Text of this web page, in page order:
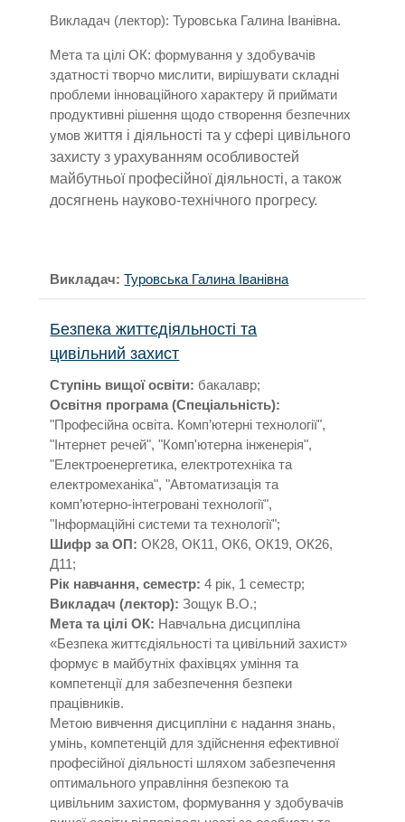
Викладач (лектор): Туровська Галина Іванівна.
Мета та цілі ОК: формування у здобувачів
здатності творчо мислити, вирішувати складні
проблеми інноваційного характеру й приймати
продуктивні рішення щодо створення безпечних
умовжиття і діяльності та у сфері цивільного
захисту з урахуванням особливостей
майбутньої професійної діяльності, а також
досягнень науково-технічного прогресу.
Викладач:Туровська Галина Іванівна
Безпека життєдіяльності та
цивільний захист
Ступінь вищої освіти: бакалавр;
Освітня програма (Спеціальність):
"Професійна освіта. Комп’ютерні технології",
"Інтернет речей", "Комп'ютерна інженерія",
"Електроенергетика, електротехніка та
електромеханіка", "Автоматизація та
комп’ютерно-інтегровані технології",
"Інформаційні системи та технології";
Шифр за ОП: ОК28, ОК11, ОК6, ОК19, ОК26,
Д11;
Рік навчання, семестр: 4 рік, 1 семестр;
Викладач (лектор): Зощук В.О.;
Мета та цілі ОК: Навчальна дисципліна
«Безпека життєдіяльності та цивільний захист»
формує в майбутніх фахівцях уміння та
компетенції для забезпечення безпеки
працівників.
Метою вивчення дисципліни є надання знань,
умінь, компетенцій для здійснення ефективної
професійної діяльності шляхом забезпечення
оптимального управління безпекою та
цивільним захистом, формування у здобувачів